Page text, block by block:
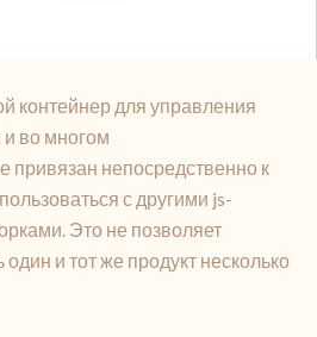
контейнер для управления
во многом
привязан непосредственно к
с другими js-
Это не позволяет
и тот же продукт несколько